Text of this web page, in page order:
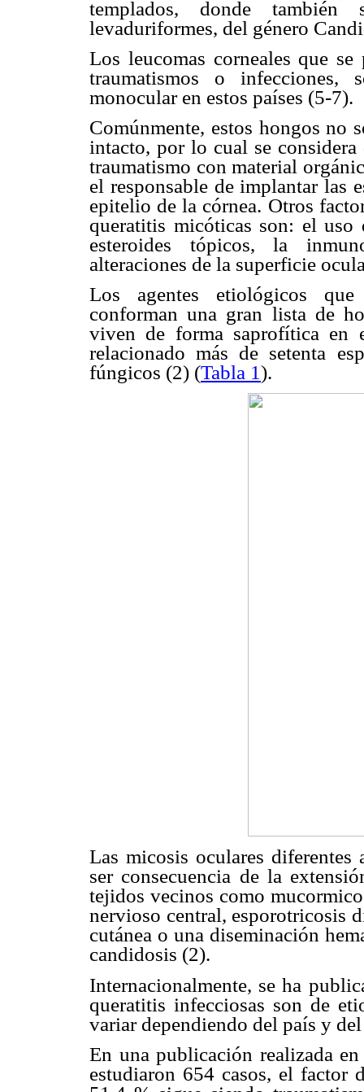
templados, donde
levaduriformes, del género
Los leucomas corneales que
traumatismos o infecciones,
monocular en estos países (5-7).
Comúnmente, estos hongos no
intacto, por lo cual se
traumatismo con material
el responsable de implantar las
epitelio de la córnea. Otros
queratitis micóticas son: el uso
esteroides tópicos, la
alteraciones de la superficie
Los agentes etiológicos
conforman una gran lista de
viven de forma saprofítica en
relacionado más de setenta
fúngicos (2) (Tabla 1).
Las micosis oculares
ser consecuencia de la
tejidos vecinos como
nervioso central, esporotricosis
cutánea o una diseminación
candidosis (2).
Internacionalmente, se ha
queratitis infecciosas son de
variar dependiendo del país y
En una publicación realizada
estudiaron 654 casos, el factor